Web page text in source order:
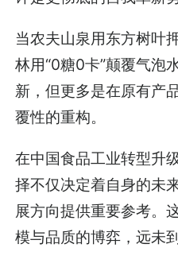
当农夫山泉用东方树叶
林用“0糖0卡”颠覆气泡
新，但更多是在原有产
覆性的重构。
在中国食品工业转型升
择不仅决定着自身的未
展方向提供重要参考。
模与品质的博弈，远未